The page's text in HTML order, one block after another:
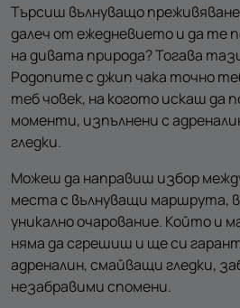
Търсиш вълнуващо
далеч от ежедневието и да те
на дивата природа? Тогава
Родопите с джип чака точно
теб човек, на когото искаш да
моменти, изпълнени с
гледки.
Можеш да направиш избор
места с вълнуващи маршрута,
уникално очарование. Който и
няма да сгрешиш и ще си
адреналин, смайващи гледки,
незабравими спомени.